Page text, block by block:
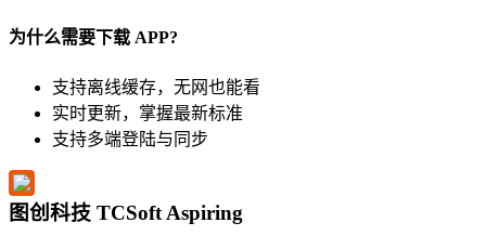
为什么需要下载 APP?
支持离线缓存，无网也能看
实时更新，掌握最新标准
支持多端登陆与同步
图创科技 TCSoft Aspiring